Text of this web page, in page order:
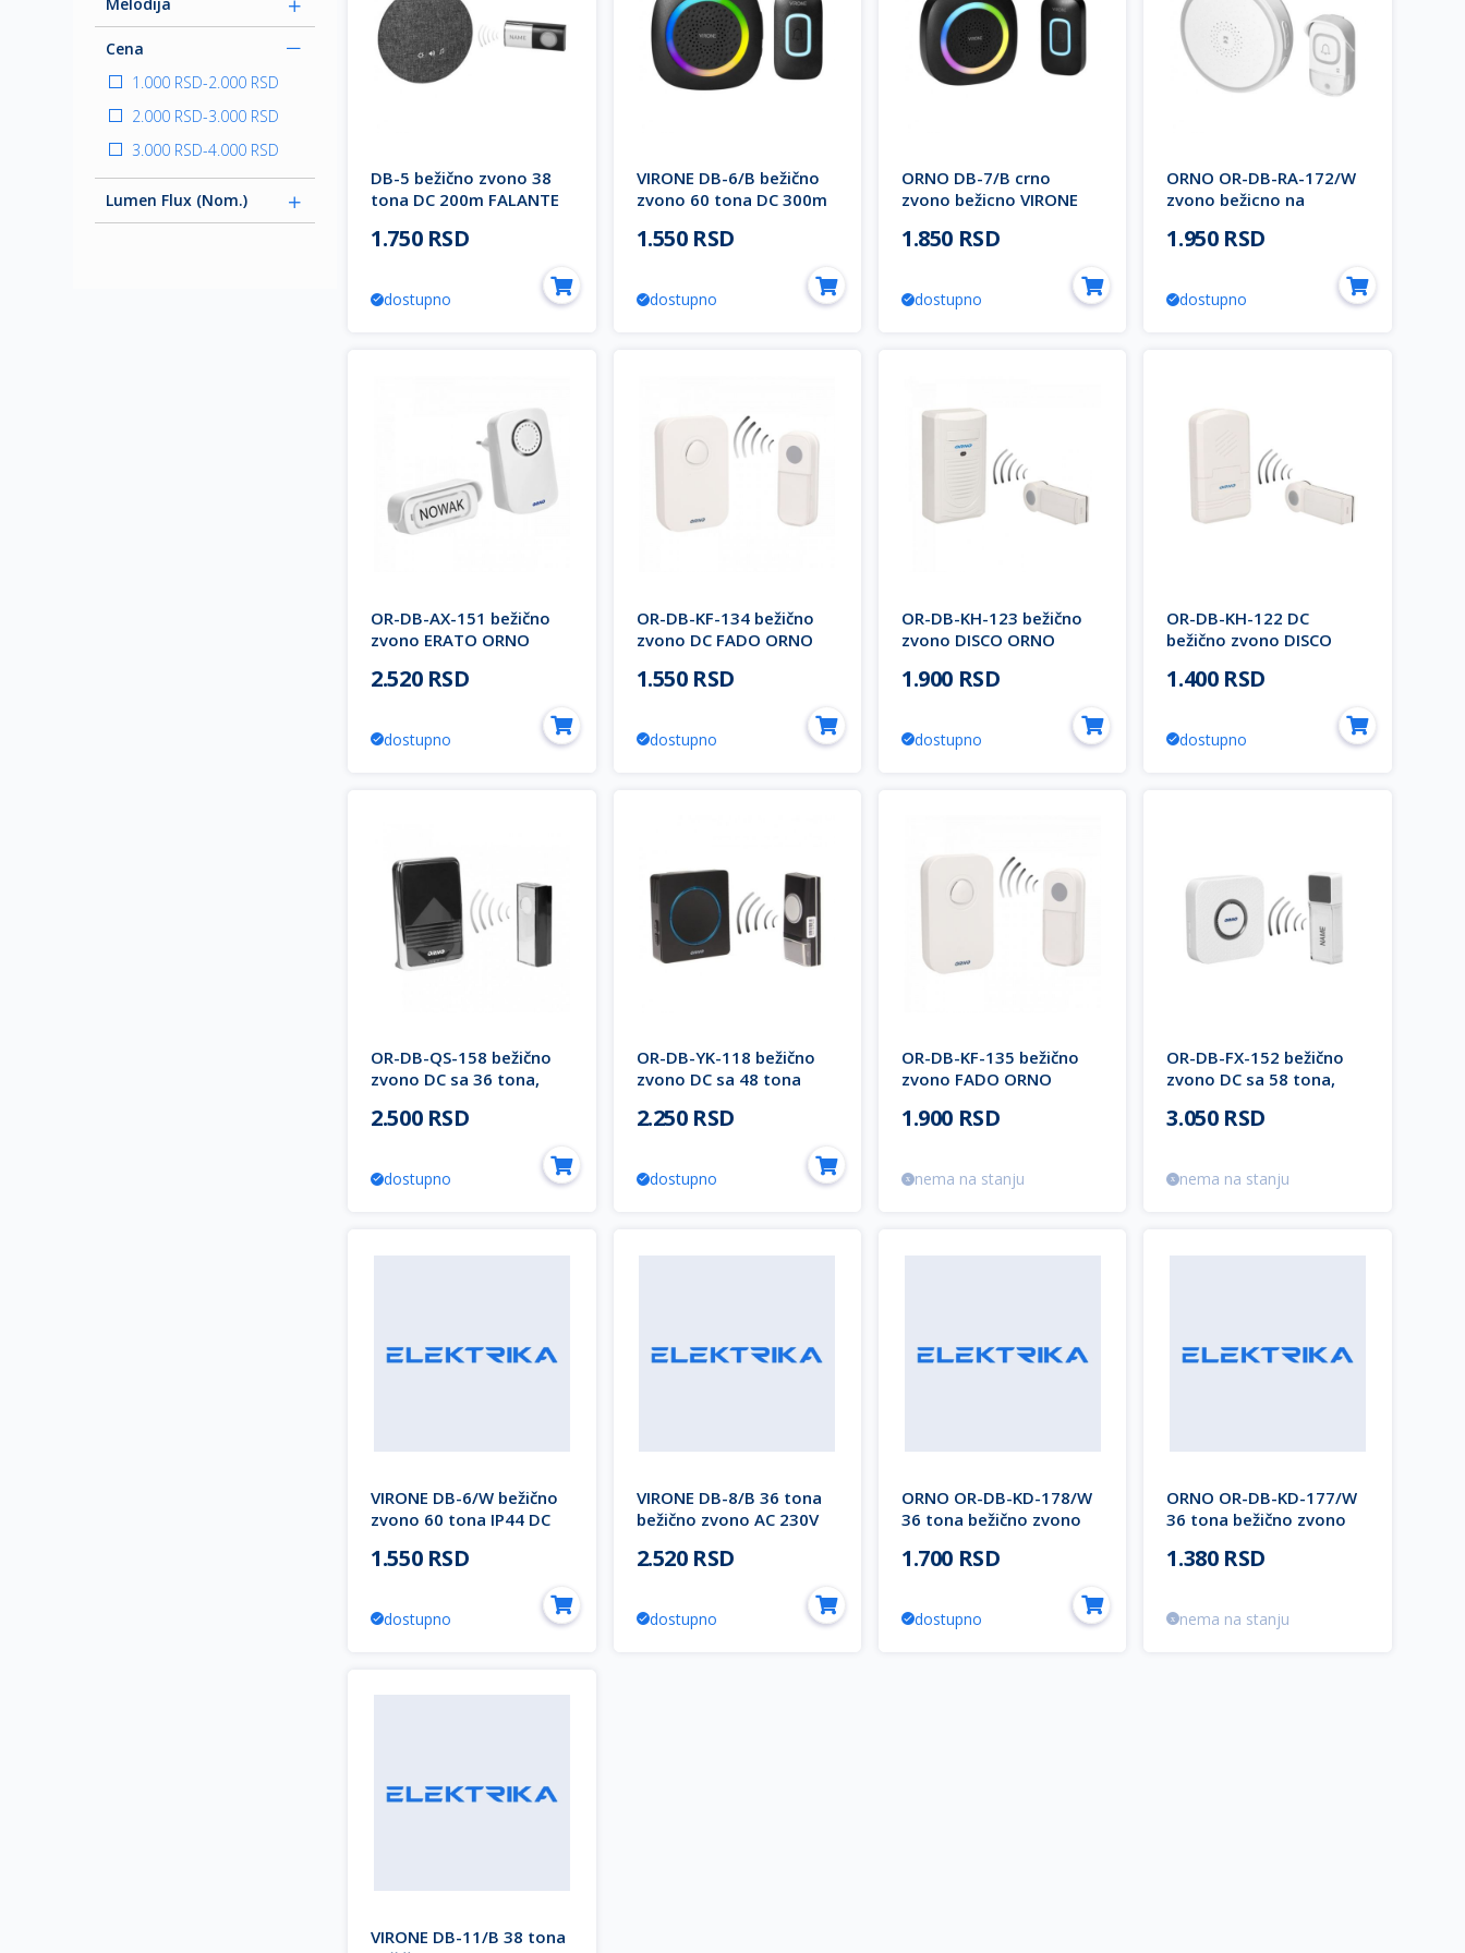
DB-5 bežično zvono 38
tona DC 200m FALANTE
1.750 RSD
dostupno
VIRONE DB-6/B bežično
zvono 60 tona DC 300m
1.550 RSD
dostupno
ORNO DB-7/B crno
zvono bežicno VIRONE
1.850 RSD
dostupno
ORNO OR-DB-RA-172/W
zvono bežicno na
1.950 RSD
dostupno
OR-DB-AX-151 bežično
zvono ERATO ORNO
2.520 RSD
dostupno
OR-DB-KF-134 bežično
zvono DC FADO ORNO
1.550 RSD
dostupno
OR-DB-KH-123 bežično
zvono DISCO ORNO
1.900 RSD
dostupno
OR-DB-KH-122 DC
bežično zvono DISCO
1.400 RSD
dostupno
OR-DB-QS-158 bežično
zvono DC sa 36 tona,
ORNO
2.500 RSD
dostupno
OR-DB-YK-118 bežično
zvono DC sa 48 tona
ORNO
2.250 RSD
dostupno
OR-DB-KF-135 bežično
zvono FADO ORNO
1.900 RSD
nema na stanju
OR-DB-FX-152 bežično
zvono DC sa 58 tona,
ORNO
3.050 RSD
nema na stanju
VIRONE DB-6/W bežično
zvono 60 tona IP44 DC
1.550 RSD
dostupno
VIRONE DB-8/B 36 tona
bežično zvono AC 230V
2.520 RSD
dostupno
ORNO OR-DB-KD-178/W
36 tona bežično zvono
AC
1.700 RSD
dostupno
ORNO OR-DB-KD-177/W
36 tona bežično zvono
1.380 RSD
nema na stanju
VIRONE DB-11/B 38 tona
Cena
1.000 RSD-2.000 RSD
2.000 RSD-3.000 RSD
3.000 RSD-4.000 RSD
Lumen Flux (nom.)